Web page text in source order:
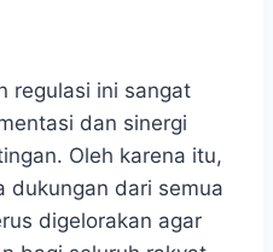
regulasi ini sangat
dan sinergi
Oleh karena itu,
dukungan dari semua
digelorakan agar